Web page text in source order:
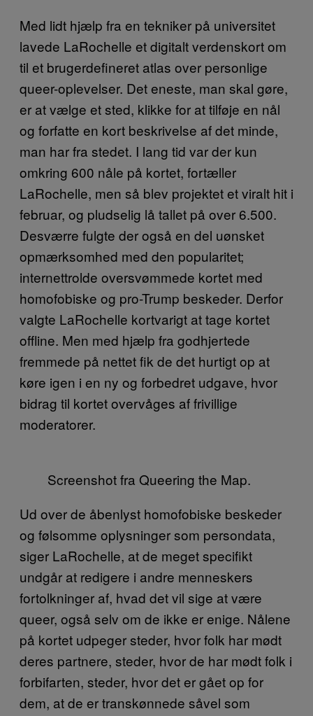
Med lidt hjælp fra en tekniker på universitet
lavede LaRochelle et digitalt verdenskort om
til et brugerdefineret atlas over personlige
queer-oplevelser. Det eneste, man skal gøre,
er at vælge et sted, klikke for at tilføje en nål
og forfatte en kort beskrivelse af det minde,
man har fra stedet. I lang tid var der kun
omkring 600 nåle på kortet, fortæller
LaRochelle, men så blev projektet et viralt hit i
februar, og pludselig lå tallet på over 6.500.
Desværre fulgte der også en del uønsket
opmærksomhed med den popularitet;
internettrolde oversvømmede kortet med
homofobiske og pro-Trump beskeder. Derfor
valgte LaRochelle kortvarigt at tage kortet
offline. Men med hjælp fra godhjertede
fremmede på nettet fik de det hurtigt op at
køre igen i en ny og forbedret udgave, hvor
bidrag til kortet overvåges af frivillige
moderatorer.
Screenshot fra Queering the Map.
Ud over de åbenlyst homofobiske beskeder
og følsomme oplysninger som persondata,
siger LaRochelle, at de meget specifikt
undgår at redigere i andre menneskers
fortolkninger af, hvad det vil sige at være
queer, også selv om de ikke er enige. Nålene
på kortet udpeger steder, hvor folk har mødt
deres partnere, steder, hvor de har mødt folk i
forbifarten, steder, hvor det er gået op for
dem, at de er transkønnede såvel som